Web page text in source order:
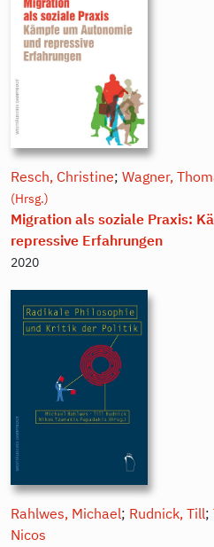
Resch, Christine; Wagner,
(Hrsg.)
Migration als soziale Praxis:
repressive Erfahrungen
2020
Rahlwes, Michael; Rudnick, Till;
Nicos